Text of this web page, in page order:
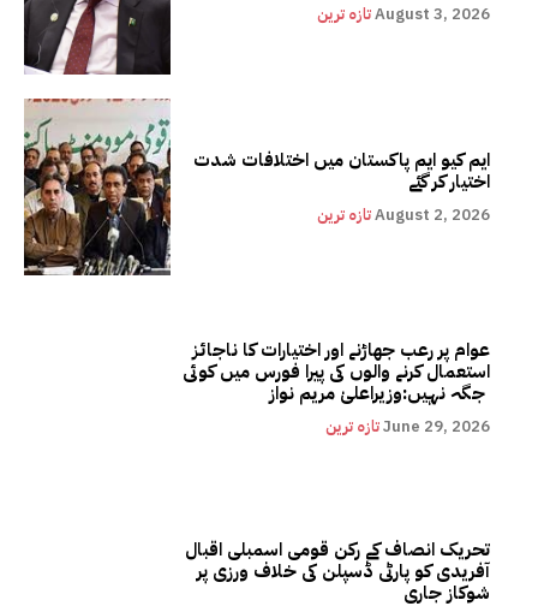
تازہ ترینAugust 3, 2026
ایم کیو ایم پاکستان میں اختلافات شدت
اختیار کر گئے
تازہ ترینAugust 2, 2026
عوام پر رعب جھاڑنے اور اختیارات کا ناجائز
استعمال کرنے والوں کی پیرا فورس میں کوئی
تازہ ترینJune 29, 2026
تحریک انصاف کے رکن قومی اسمبلی اقبال
آفریدی کو پارٹی ڈسپلن کی خلاف ورزی پر
شوکاز جاری